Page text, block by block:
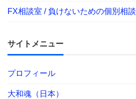
FX相談室 / 負けないための個別相談
サイトメニュー
プロフィール
大和魂（日本）